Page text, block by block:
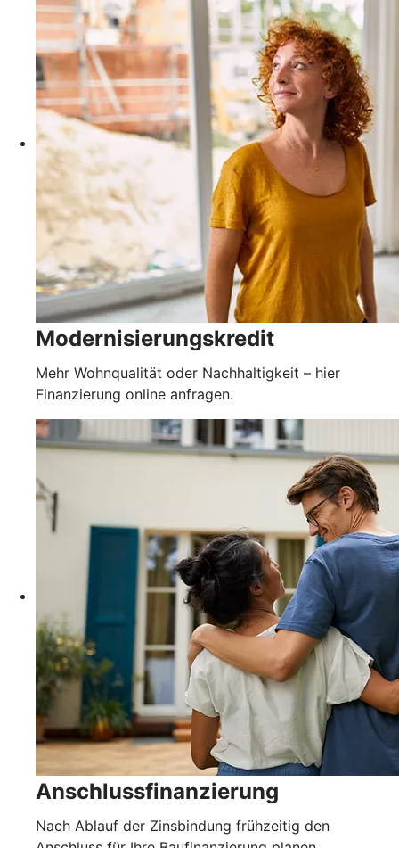
Modernisierungskredit
Mehr Wohnqualität oder Nachhaltigkeit – hier
Finanzierung online anfragen.
Anschlussfinanzierung
Nach Ablauf der Zinsbindung frühzeitig den